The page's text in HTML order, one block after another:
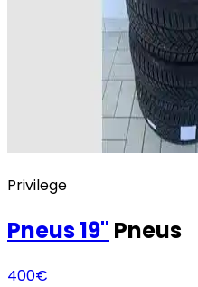
Privilege
Pneus19" Pneus
400€